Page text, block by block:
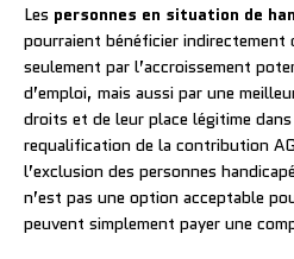
Les personnes en situation de
pourraient bénéficier
seulement par l’accroissement
d’emploi, mais aussi par une
droits et de leur place légitime
requalification de la contribution
l’exclusion des personnes
n’est pas une option acceptable
peuvent simplement payer une